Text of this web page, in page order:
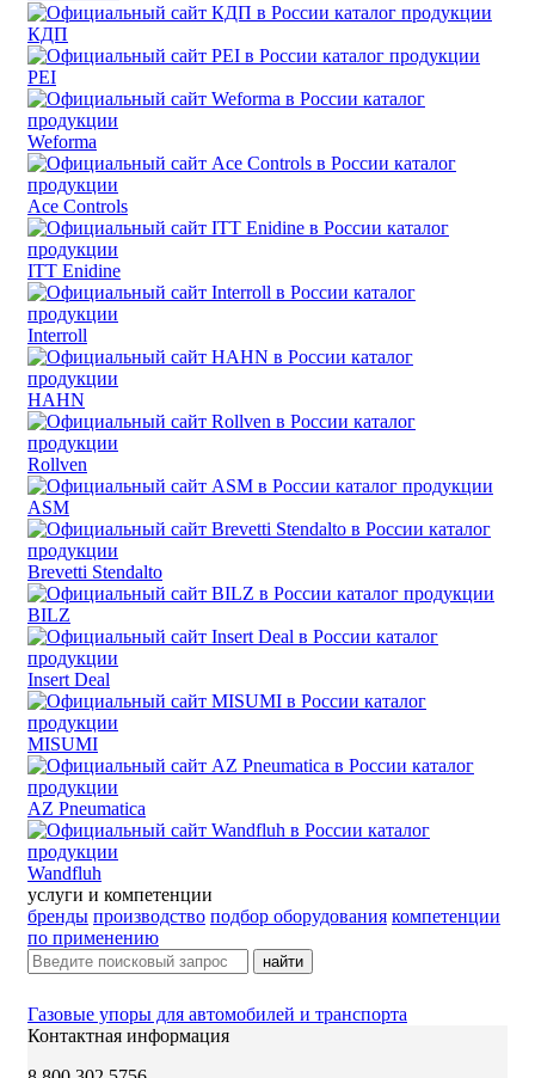
КДП
PEI
Weforma
Ace Controls
ITT Enidine
Interroll
HAHN
Rollven
ASM
Brevetti Stendalto
BILZ
Insert Deal
MISUMI
AZ Pneumatica
Wandfluh
услуги и компетенции
бренды производство подбор оборудования компетенции
по применению
найти
Газовые упоры для автомобилей и транспорта
Контактная информация